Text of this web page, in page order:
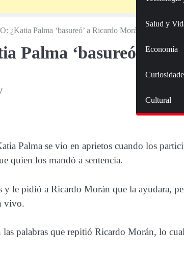
Salud y
Economía
Cultural
¿Katia Palma ‘basureó’ a Ricardo Morán en vivo en
Palma ‘basureó’ a
Palma se vio en aprietos cuando los
quien los mandó a sentencia.
y le pidió a Ricardo Morán que la ayudara,
vivo.
las palabras que repitió Ricardo Morán, lo